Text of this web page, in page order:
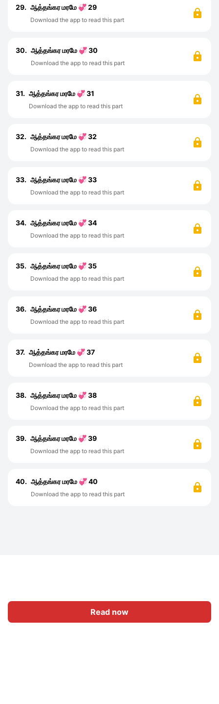
Read now
29. ஆத்தங்கர மரமே 💞 29
Download the app to read this part
30. ஆத்தங்கர மரமே 💞 30
Download the app to read this part
31. ஆத்தங்கர மரமே 💞 31
Download the app to read this part
32. ஆத்தங்கர மரமே 💞 32
Download the app to read this part
33. ஆத்தங்கர மரமே 💞 33
Download the app to read this part
34. ஆத்தங்கர மரமே 💞 34
Download the app to read this part
35. ஆத்தங்கர மரமே 💞 35
Download the app to read this part
36. ஆத்தங்கர மரமே 💞 36
Download the app to read this part
37. ஆத்தங்கர மரமே 💞 37
Download the app to read this part
38. ஆத்தங்கர மரமே 💞 38
Download the app to read this part
39. ஆத்தங்கர மரமே 💞 39
Download the app to read this part
40. ஆத்தங்கர மரமே 💞 40
Download the app to read this part
Home Category Write Sign In